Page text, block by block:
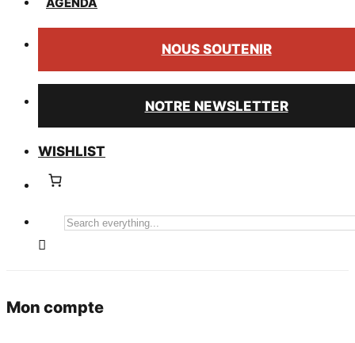
NOUS SOUTENIR
NOTRE NEWSLETTER
WISHLIST
Search
Mon compte